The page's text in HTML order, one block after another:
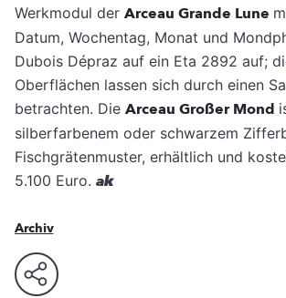
Werkmodul der Arceau Grande Lune
Datum, Wochentag, Monat und
Dubois Dépraz auf ein Eta 2892 auf;
Oberflächen lassen sich durch einen
betrachten. Die Arceau Großer Mond
silberfarbenem oder schwarzem
Fischgrätenmuster, erhältlich und
5.100 Euro. ak
Archiv